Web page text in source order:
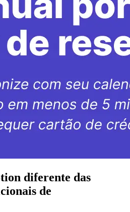
diferente das
de